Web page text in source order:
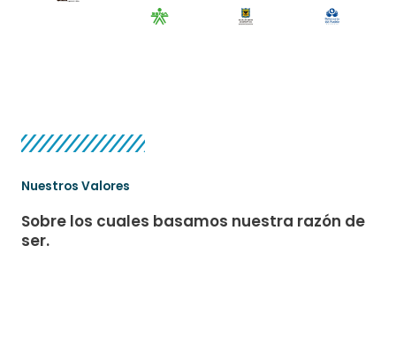
Nuestros Valores
Sobre los cuales basamos nuestra razón de
ser.